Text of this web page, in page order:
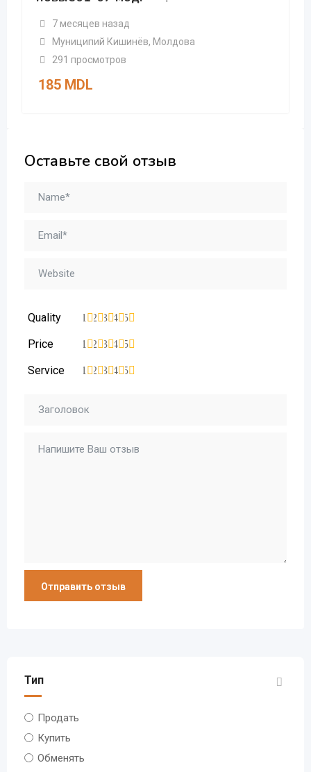
7 месяцев назад
Муниципий Кишинёв, Молдова
291 просмотров
185 MDL
Оставьте свой отзыв
Quality 5
4
3
2
1
Price 5
4
3
2
1
Service 5
4
3
2
1
Тип
Продать
Купить
Обменять